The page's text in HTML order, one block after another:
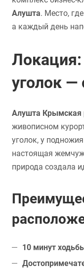
Алушта. Место,
а каждый день
уголок
Алушта Крымская
живописном
уголок, у
настоящая
природа создала
10 минут